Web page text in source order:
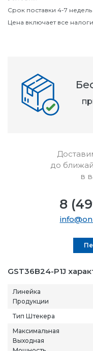
Срок поставки 4-7 недель
Цена включает все налоги
GST36B24-P1J
Линейка
Продукции
Тип Штекера
Максимальная
Выходная
до
в
8